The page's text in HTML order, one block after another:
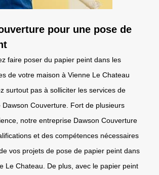
pour une pose de
faire poser du papier peint dans les
de votre maison à Vienne Le Chateau
surtout pas à solliciter les services de
Dawson Couverture. Fort de plusieurs
notre entreprise Dawson Couverture
et des compétences nécessaires
vos projets de pose de papier peint dans
Le Chateau. De plus, avec le papier peint